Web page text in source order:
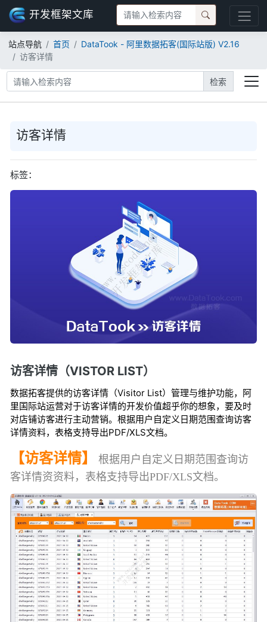
开发框架文库
站点导航 首页
DataTook - 阿里数据拓客(国际站版) V2.16
访客详情
检索
访客详情
标签：
访客详情（VISTOR LIST）
数据拓客提供的访客详情（Visitor List）管理与维护功能，阿
里国际站运营对于访客详情的开发价值超乎你的想象，要及时
对店铺访客进行主动营销。根据用户自定义日期范围查询访客
详情资料，表格支持导出PDF/XLS文档。
【访客详情】
根据用户自定义日期范围查询访
客详情资资料，表格支持导出PDF/XLS文档。